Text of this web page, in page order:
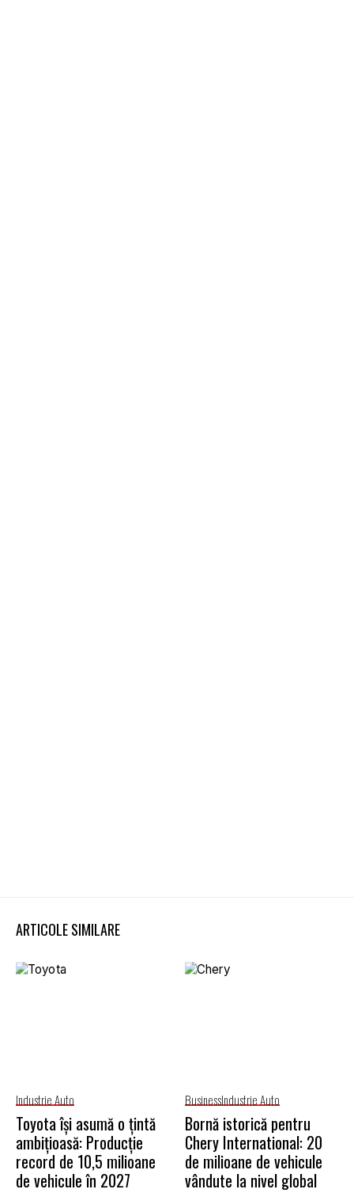
ARTICOLE SIMILARE
Industrie Auto
Toyota își asumă o țintă
ambițioasă: Producție
record de 10,5 milioane
de vehicule în 2027
BusinessIndustrie Auto
Bornă istorică pentru
Chery International: 20
de milioane de vehicule
vândute la nivel global